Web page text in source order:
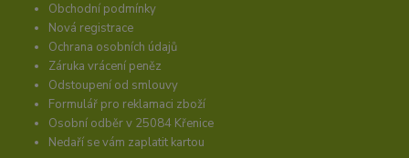
Obchodní podmínky
Nová registrace
Ochrana osobních údajů
Záruka vrácení peněz
Odstoupení od smlouvy
Formulář pro reklamaci zboží
Osobní odběr v 25084 Křenice
Nedaří se vám zaplatit kartou